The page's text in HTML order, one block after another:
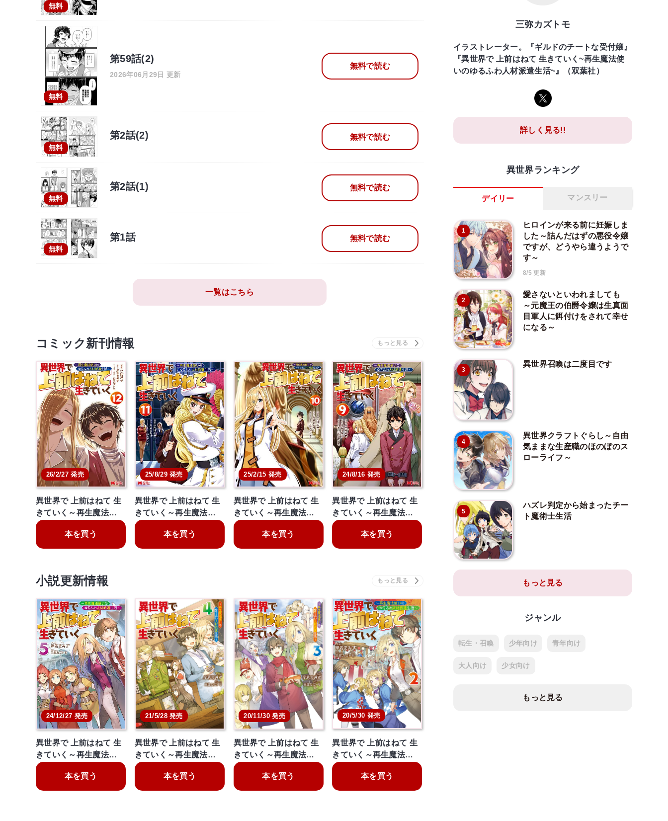
無料
無料
第59話(2)
2026年06月29日 更新
無料で読む
無料
第2話(2) 無料で読む
無料
第2話(1) 無料で読む
無料
第1話 無料で読む
一覧はこちら
コミック新刊情報
26/2/27 発売
異世界で 上前はねて 生
きていく～再生魔法…
本を買う
25/8/29 発売
異世界で 上前はねて 生
きていく～再生魔法…
本を買う
25/2/15 発売
異世界で 上前はねて 生
きていく～再生魔法…
本を買う
24/8/16 発売
異世界で 上前はねて 生
きていく～再生魔法…
本を買う
小説更新情報
24/12/27 発売
異世界で 上前はねて 生
きていく～再生魔法…
本を買う
21/5/28 発売
異世界で 上前はねて 生
きていく～再生魔法…
本を買う
20/11/30 発売
異世界で 上前はねて 生
きていく～再生魔法…
本を買う
20/5/30 発売
異世界で 上前はねて 生
きていく～再生魔法…
本を買う
三弥カズトモ
イラストレーター。『ギルドのチートな受付嬢』
『異世界で 上前はねて 生きていく~再生魔法使
いのゆるふわ人材派遣生活~』（双葉社）
詳しく見る!!
異世界ランキング
デイリー マンスリー
1
ヒロインが来る前に妊娠しま
した～詰んだはずの悪役令嬢
ですが、どうやら違うようで
す～
8/5 更新
2
愛さないといわれましても
～元魔王の伯爵令嬢は生真面
目軍人に餌付けをされて幸せ
になる～
3
異世界召喚は二度目です
4
異世界クラフトぐらし～自由
気ままな生産職のほのぼのス
ローライフ～
5
ハズレ判定から始まったチー
ト魔術士生活
もっと見る
ジャンル
転生・召喚 少年向け 青年向け
大人向け 少女向け
もっと見る